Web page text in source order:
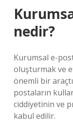
nedir?
Kurumsal e-
oluşturmak ve
önemli bir
postaların
ciddiyetinin ve
kabul edilir.